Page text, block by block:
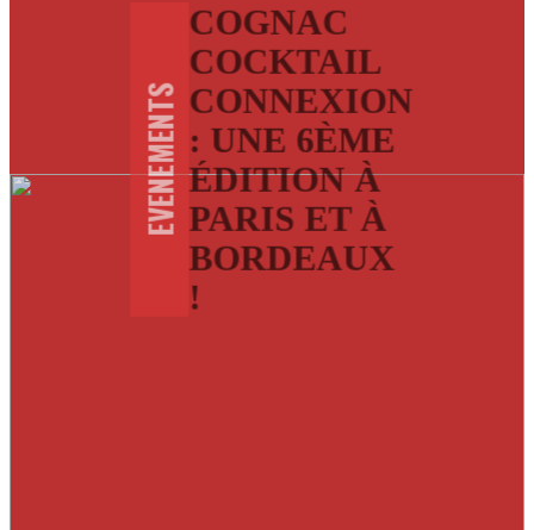
EVENEMENTS
COGNAC
COCKTAIL
CONNEXION
: UNE 6ÈME
ÉDITION À
PARIS ET À
BORDEAUX
!